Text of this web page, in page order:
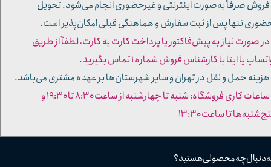
دنبال چه محصولی هستید؟
صرفاً به‌صورت اینترنتی و غیرحضوری انجام می‌شود. تحویل
تنها پس از ثبت سفارش و هماهنگی قبلی امکان‌پذیر است.
صورت نیاز به پیش‌فاکتور یا پرداخت کارت به کارت، لطفاً از طریق
یا ایتا با کارشناس فروش شماره ۱ تماس بگیرید.
حمل و نقل در تهران و سایر شهرستان‌ها بر عهده مشتری می‌باشد.
- ساعات کاری فروشگاه: شنبه تا چهارشنبه از ساعت ۸:۳۰ تا ۱۹:۳۰ و
تا ساعت ۱۳:۳۰​​​​​​​